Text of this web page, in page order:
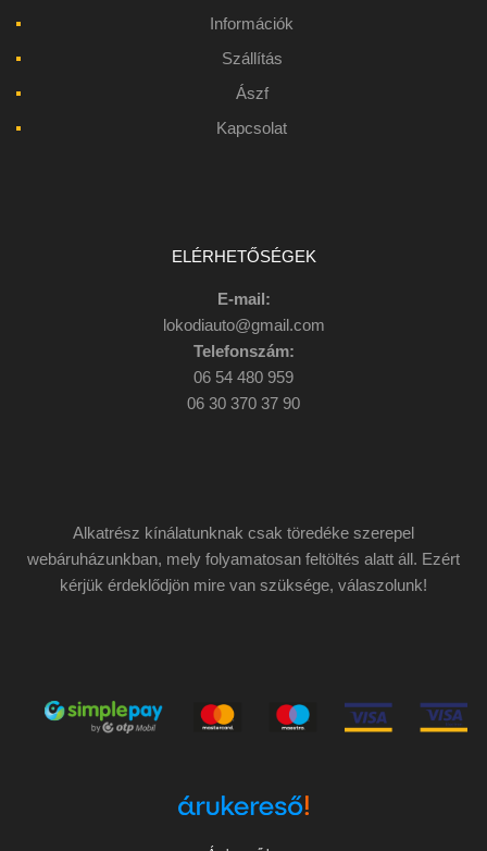
Információk
Szállítás
Ászf
Kapcsolat
ELÉRHETŐSÉGEK
E-mail:
lokodiauto@gmail.com
Telefonszám:
06 54 480 959
06 30 370 37 90
Alkatrész kínálatunknak csak töredéke szerepel
webáruházunkban, mely folyamatosan feltöltés alatt áll. Ezért
kérjük érdeklődjön mire van szüksége, válaszolunk!